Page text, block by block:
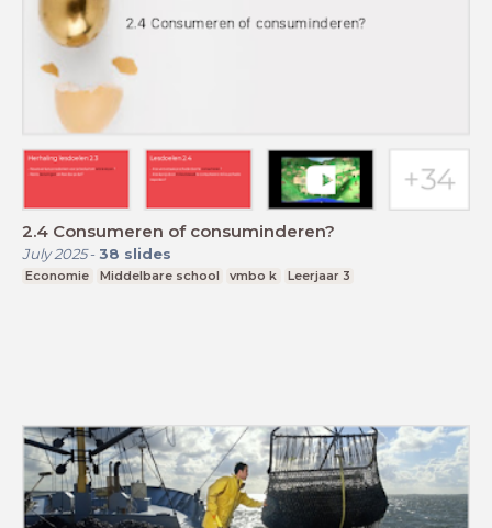
2.4 Consumeren of consuminderen?
July 2025- 38 slides
Economie Middelbare school vmbo k Leerjaar 3